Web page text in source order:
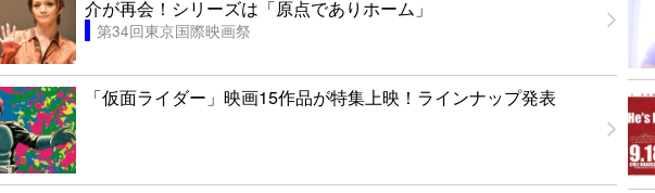
介が再会！シリーズは「原点でありホーム」
第34回東京国際映画祭
「仮面ライダー」映画15作品が特集上映！ラインナップ発表